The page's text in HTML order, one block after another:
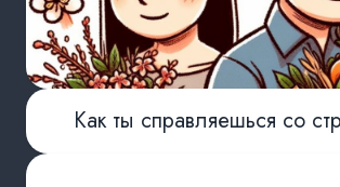
Как ты справляешься со